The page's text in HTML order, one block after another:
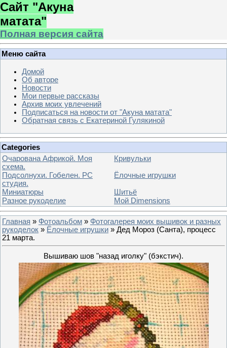
Сайт "Акуна
матата"
Полная версия сайта
Меню сайта
Домой
Об авторе
Новости
Мои первые рассказы
Архив моих увлечений
Подписаться на новости от "Акуна матата"
Обратная связь с Екатериной Гулякиной
Categories
Очарована Африкой. Моя
схема.
Кривульки
Подсолнухи. Гобелен. РС
студия.
Ёлочные игрушки
Миниатюры
Шитьё
Разное рукоделие
Мой Dimensions
Главная » Фотоальбом » Фотогалерея моих вышивок и разных
рукоделок » Ёлочные игрушки » Дед Мороз (Санта), процесс
21 марта.
Вышиваю шов "назад иголку" (бэкстич).